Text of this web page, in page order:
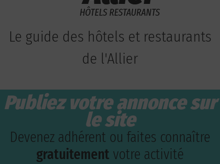
Le guide des hôtels et restaurants
de l'Allier
Publiez votre annonce sur
le site
Devenez adhérent ou faites connaître
gratuitement votre activité